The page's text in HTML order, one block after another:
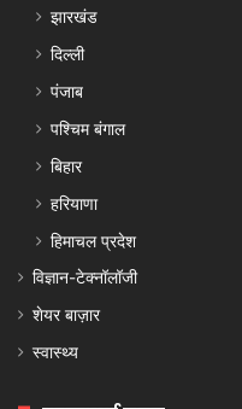
झारखंड
दिल्ली
पंजाब
पश्चिम बंगाल
बिहार
हरियाणा
हिमाचल प्रदेश
विज्ञान-टेक्नॉलॉजी
शेयर बाज़ार
स्वास्थ्य